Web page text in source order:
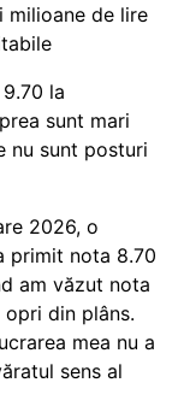
milioane de lire
la
sunt mari
nu sunt posturi
2026, o
primit nota 8.70
am văzut nota
din plâns.
mea nu a
sens al